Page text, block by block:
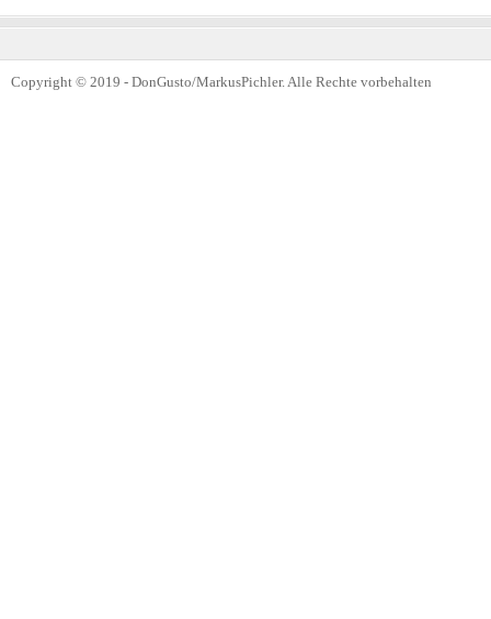
Copyright © 2019 - DonGusto/MarkusPichler. Alle Rechte vorbehalten